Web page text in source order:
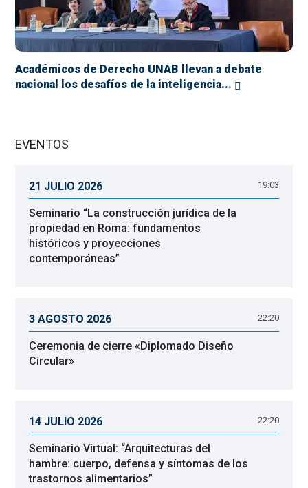
Académicos de Derecho UNAB llevan a debate
nacional los desafíos de la inteligencia...
EVENTOS
21 JULIO 2026 19:03
Seminario “La construcción jurídica de la
propiedad en Roma: fundamentos
históricos y proyecciones
contemporáneas”
3 AGOSTO 2026 22:20
Ceremonia de cierre «Diplomado Diseño
Circular»
14 JULIO 2026 22:20
Seminario Virtual: “Arquitecturas del
hambre: cuerpo, defensa y síntomas de los
trastornos alimentarios”